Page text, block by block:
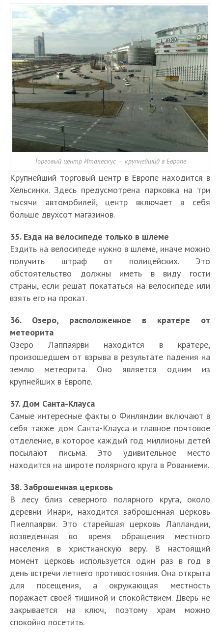
Торговый центр Итакескус — крупнейший в Европе
Крупнейший торговый центр в Европе находится в
Хельсинки. Здесь предусмотрена парковка на три
тысячи автомобилей, центр включает в себя
больше двухсот магазинов.
35. Езда на велосипеде только в шлеме
Ездить на велосипеде нужно в шлеме, иначе можно
получить штраф от полицейских. Это
обстоятельство должны иметь в виду гости
страны, если решат покататься на велосипеде или
взять его на прокат.
36. Озеро, расположенное в кратере от
метеорита
Озеро Лаппаярви находится в кратере,
произошедшем от взрыва в результате падения на
землю метеорита. Оно является одним из
крупнейших в Европе.
37. Дом Санта-Клауса
Самые интересные факты о Финляндии включают в
себя также дом Санта-Клауса и главное почтовое
отделение, в которое каждый год миллионы детей
посылают письма. Это удивительное место
находится на широте полярного круга в Рованиеми.
38. Заброшенная церковь
В лесу близ северного полярного круга, около
деревни Инари, находится заброшенная церковь
Пиелпаярви. Это старейшая церковь Лапландии,
возведенная во время обращения местного
населения в христианскую веру. В настоящий
момент церковь используется один раз в год в
день встречи летнего противостояния. Она открыта
для посещения, а окружающая местность
поражает своей тишиной и спокойствием. Дверь не
закрывается на ключ, поэтому храм можно
спокойно посетить.